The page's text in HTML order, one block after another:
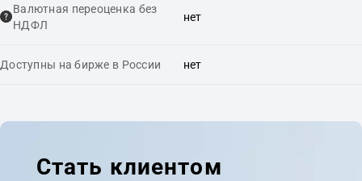
Валютная переоценка без
НДФЛ
нет
Доступны на бирже в России нет
Стать клиентом